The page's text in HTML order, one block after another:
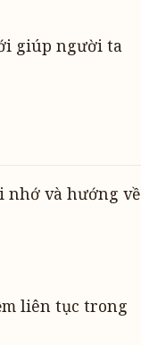
giúp người ta
nhớ và hướng về
liên tục trong